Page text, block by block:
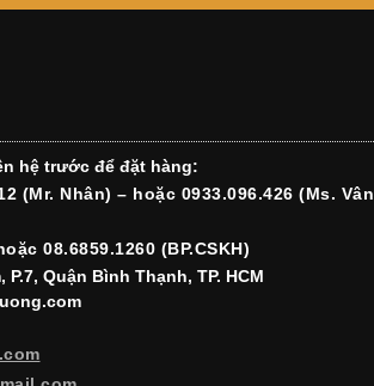
hệ trước để đặt hàng:
(Mr. Nhân) – hoặc 0933.096.426 (Ms. Vân
08.6859.1260 (BP.CSKH)
Quận Bình Thạnh, TP. HCM